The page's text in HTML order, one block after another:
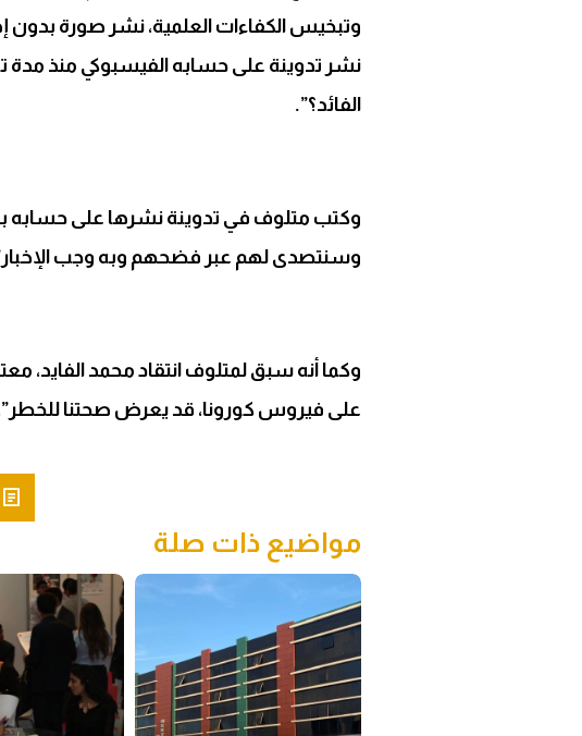
وتبخيس الكفاءات العلمية، نشر صورة بدون
نشر تدوينة على حسابه الفيسبوكي منذ مدة
الفائد؟”.
وكتب متلوف في تدوينة نشرها على حسابه
وسنتصدى لهم عبر فضحهم وبه وجب
على فيروس كورونا، قد يعرض صحتنا للخطر”،
مواضيع ذات صلة